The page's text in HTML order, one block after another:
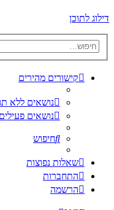
דילוג לתוכן
קישורים מהירים
נושאים ללא
נושאים פעילים
חיפוש
שאלות נפוצות
התחברות
הרשמה